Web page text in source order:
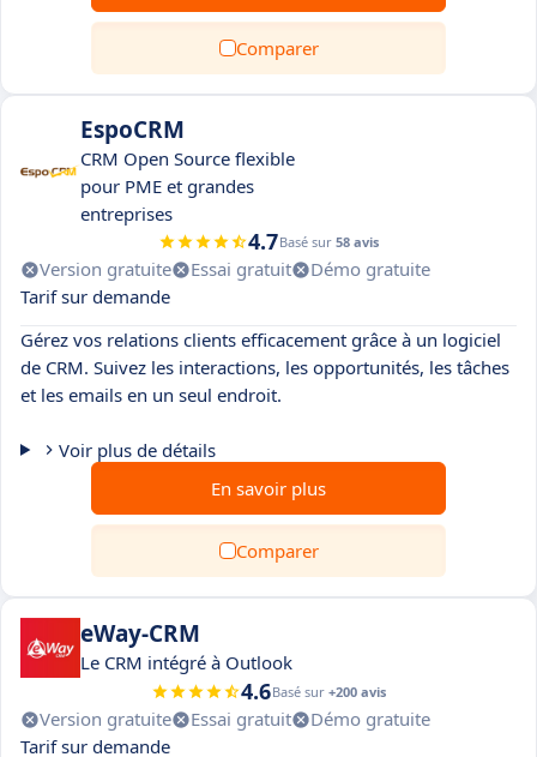
Comparer
EspoCRM
CRM Open Source flexible
pour PME et grandes
entreprises
4.7Basé sur 58 avis
Version gratuite Essai gratuit
Démo gratuite
Tarif sur demande
Gérez vos relations clients efficacement grâce à un logiciel
de CRM. Suivez les interactions, les opportunités, les tâches
et les emails en un seul endroit.
Voir plus de détails
En savoir plus
Comparer
eWay-CRM
Le CRM intégré à Outlook
4.6Basé sur +200 avis
Version gratuite Essai gratuit
Démo gratuite
Tarif sur demande